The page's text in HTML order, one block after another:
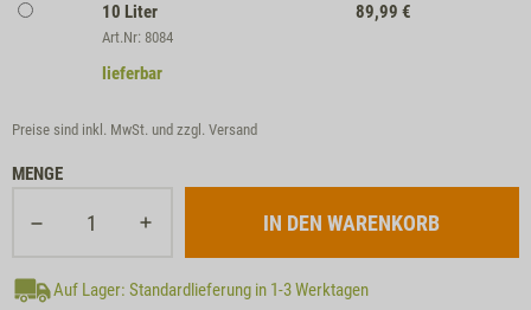
10 Liter
Art.Nr: 8084
89,99 €
lieferbar
Preise sind inkl. MwSt. und zzgl. Versand
MENGE
Auf Lager: Standardlieferung in 1-3 Werktagen